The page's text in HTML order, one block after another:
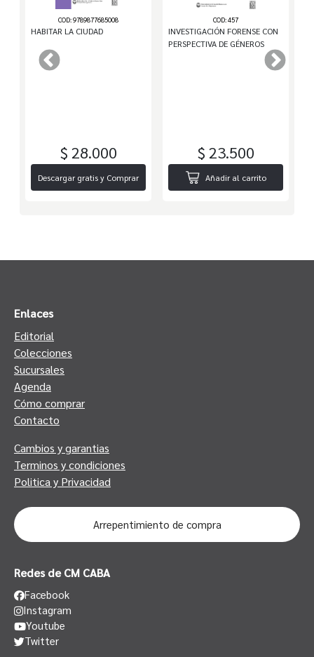
COD: 9789877685008
HABITAR LA CIUDAD
$ 28.000
Descargar gratis y Comprar
COD: 457
INVESTIGACIÓN FORENSE CON
PERSPECTIVA DE GÉNEROS
$ 23.500
Añadir al carrito
Enlaces
Editorial
Colecciones
Sucursales
Agenda
Cómo comprar
Contacto
Cambios y garantias
Terminos y condiciones
Politica y Privacidad
Arrepentimiento de compra
Redes de CM CABA
Facebook
Instagram
Youtube
Twitter